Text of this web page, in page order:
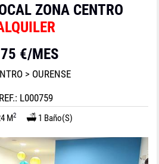
ZONA CENTRO
€/MES
> OURENSE
REF.: L000759
M2 1 Baño(s)